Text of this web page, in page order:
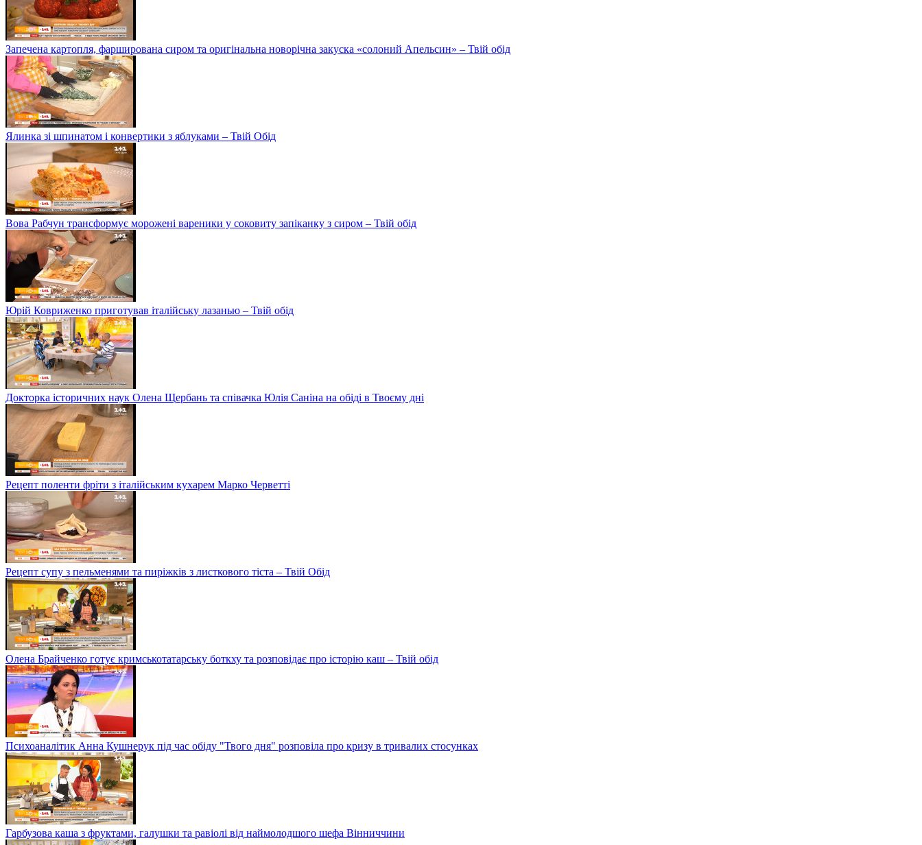
Запечена картопля, фарширована сиром та оригінальна новорічна закуска «солоний Апельсин» – Твій обід
Ялинка зі шпинатом і конвертики з яблуками – Твій Обід
Вова Рабчун трансформує морожені вареники у соковиту запіканку з сиром – Твій обід
Юрій Ковриженко приготував італійську лазанью – Твій обід
Докторка історичних наук Олена Щербань та співачка Юлія Саніна на обіді в Твоєму дні
Рецепт поленти фріти з італійським кухарем Марко Черветті
Рецепт супу з пельменями та пиріжків з листкового тіста – Твій Обід
Олена Брайченко готує кримськотатарську боткху та розповідає про історію каш – Твій обід
Психоаналітик Анна Кушнерук під час обіду "Твого дня" розповіла про кризу в тривалих стосунках
Гарбузова каша з фруктами, галушки та равіолі від наймолодшого шефа Вінниччини